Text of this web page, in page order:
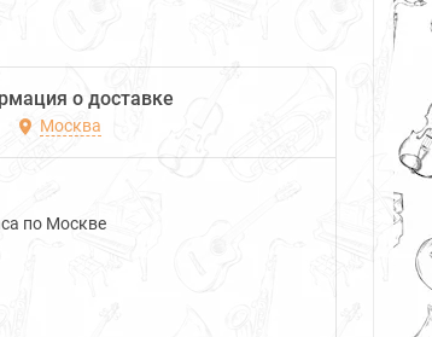
о доставке
Москва
по Москве